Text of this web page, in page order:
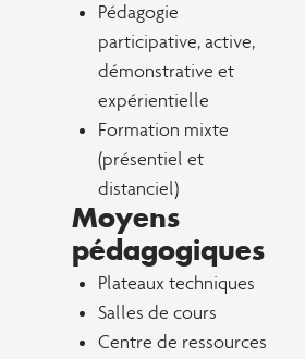
Pédagogie
participative, active,
démonstrative et
expérientielle
Formation mixte
(présentiel et
distanciel)
Moyens
pédagogiques
Plateaux techniques
Salles de cours
Centre de ressources